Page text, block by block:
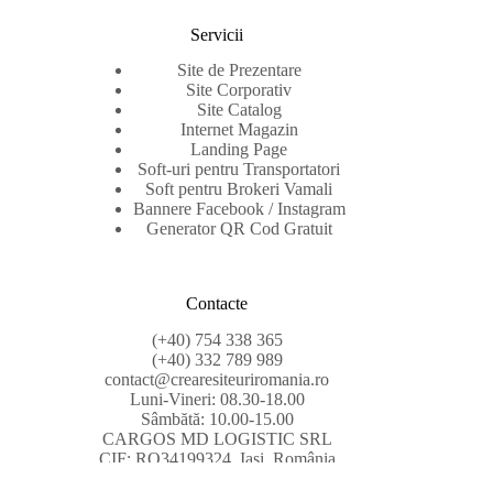
Servicii
Site de Prezentare
Site Corporativ
Site Catalog
Internet Magazin
Landing Page
Soft-uri pentru Transportatori
Soft pentru Brokeri Vamali
Bannere Facebook / Instagram
Generator QR Cod Gratuit
Contacte
(+40) 754 338 365
(+40) 332 789 989
contact@crearesiteuriromania.ro
Luni-Vineri: 08.30-18.00
Sâmbătă: 10.00-15.00
CARGOS MD LOGISTIC SRL
CIF: RO34199324, Iași, România